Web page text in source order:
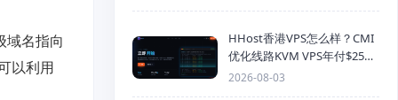
域名指向
以利用
HHost香港VPS怎么样？CMI
优化线路KVM VPS年付$25
起，4GB内存优惠套餐
2026-08-03